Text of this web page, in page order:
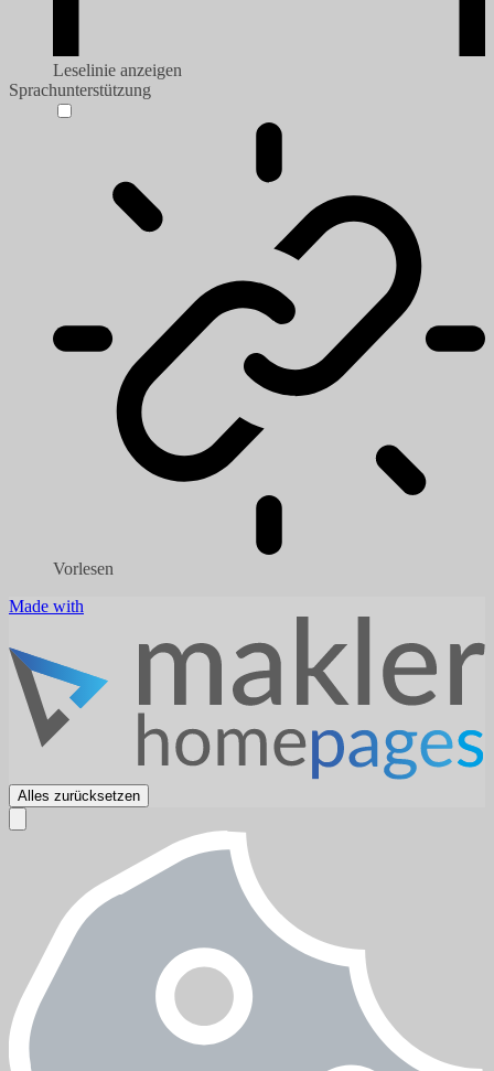
Leselinie anzeigen
Sprachunterstützung
Vorlesen
Made with
Alles zurücksetzen